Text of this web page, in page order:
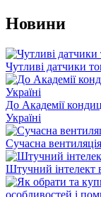
Новини
Чутливі датчики
До Академії
Україні
Сучасна
Штучний інтелект